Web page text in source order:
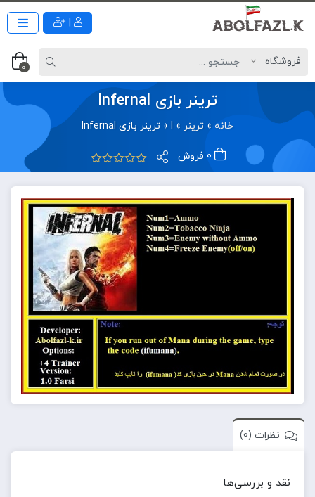
0
ترینر بازی Infernal
خانه » ترینر »
I
» ترینر بازی Infernal
نظرات (0)
نقد و بررسی‌ها